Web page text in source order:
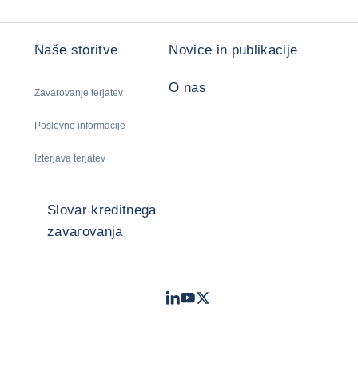
Naše storitve
Zavarovanje terjatev
Poslovne informacije
Izterjava terjatev
Novice in publikacije
O nas
Slovar kreditnega
zavarovanja
LinkedIn
Youtube
Twitter